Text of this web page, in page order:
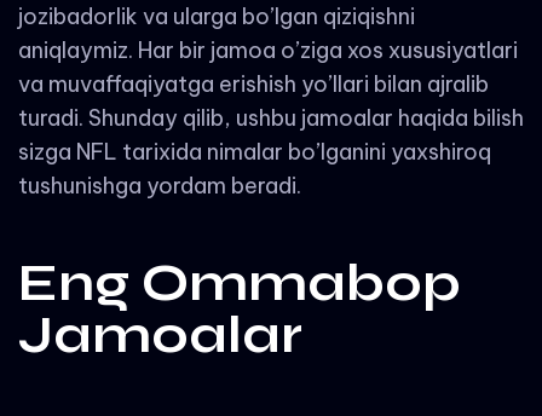
jozibadorlik va ularga bo’lgan qiziqishni
aniqlaymiz. Har bir jamoa o’ziga xos xususiyatlari
va muvaffaqiyatga erishish yo’llari bilan ajralib
turadi. Shunday qilib, ushbu jamoalar haqida bilish
sizga NFL tarixida nimalar bo’lganini yaxshiroq
tushunishga yordam beradi.
Eng Ommabop
Jamoalar